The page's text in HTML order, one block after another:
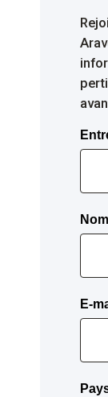
Nom
E-